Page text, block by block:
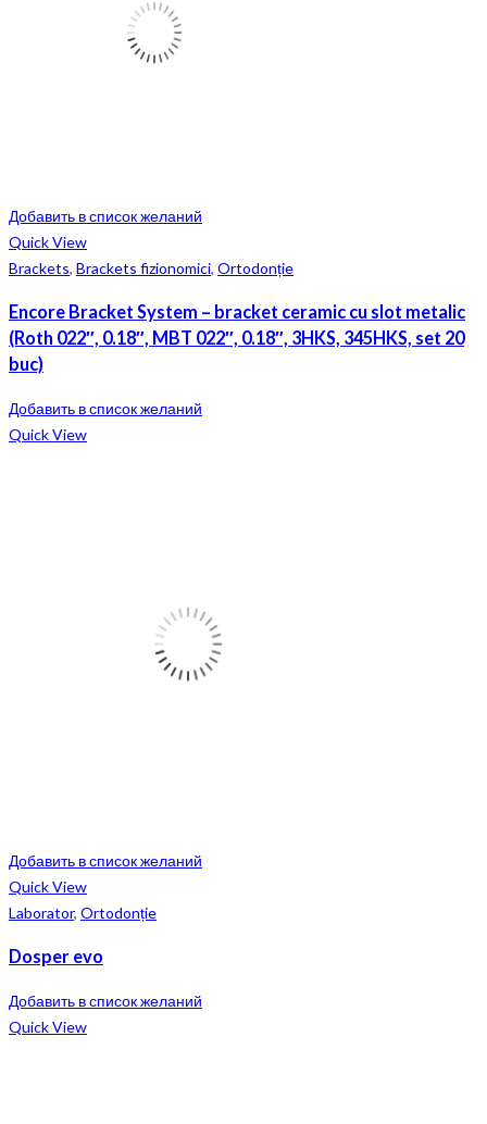
Добавить в список желаний
Quick View
Brackets, Brackets fizionomici, Ortodonție
Encore Bracket System – bracket ceramic cu slot metalic
(Roth 022″, 0.18″, MBT 022″, 0.18″, 3HKS, 345HKS, set 20
buc)
Добавить в список желаний
Quick View
Добавить в список желаний
Quick View
Laborator, Ortodonție
Dosper evo
Добавить в список желаний
Quick View